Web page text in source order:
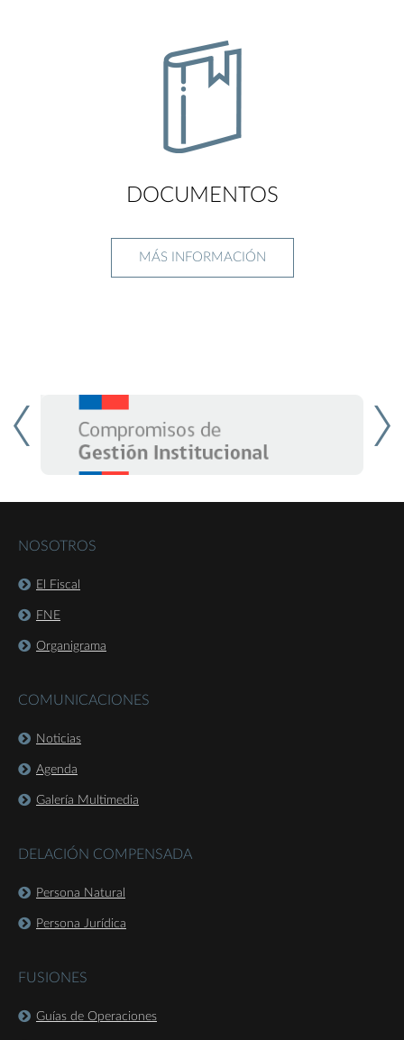
DOCUMENTOS
MÁS INFORMACIÓN
NOSOTROS
El Fiscal
FNE
Organigrama
COMUNICACIONES
Noticias
Agenda
Galería Multimedia
DELACIÓN COMPENSADA
Persona Natural
Persona Jurídica
FUSIONES
Guías de Operaciones